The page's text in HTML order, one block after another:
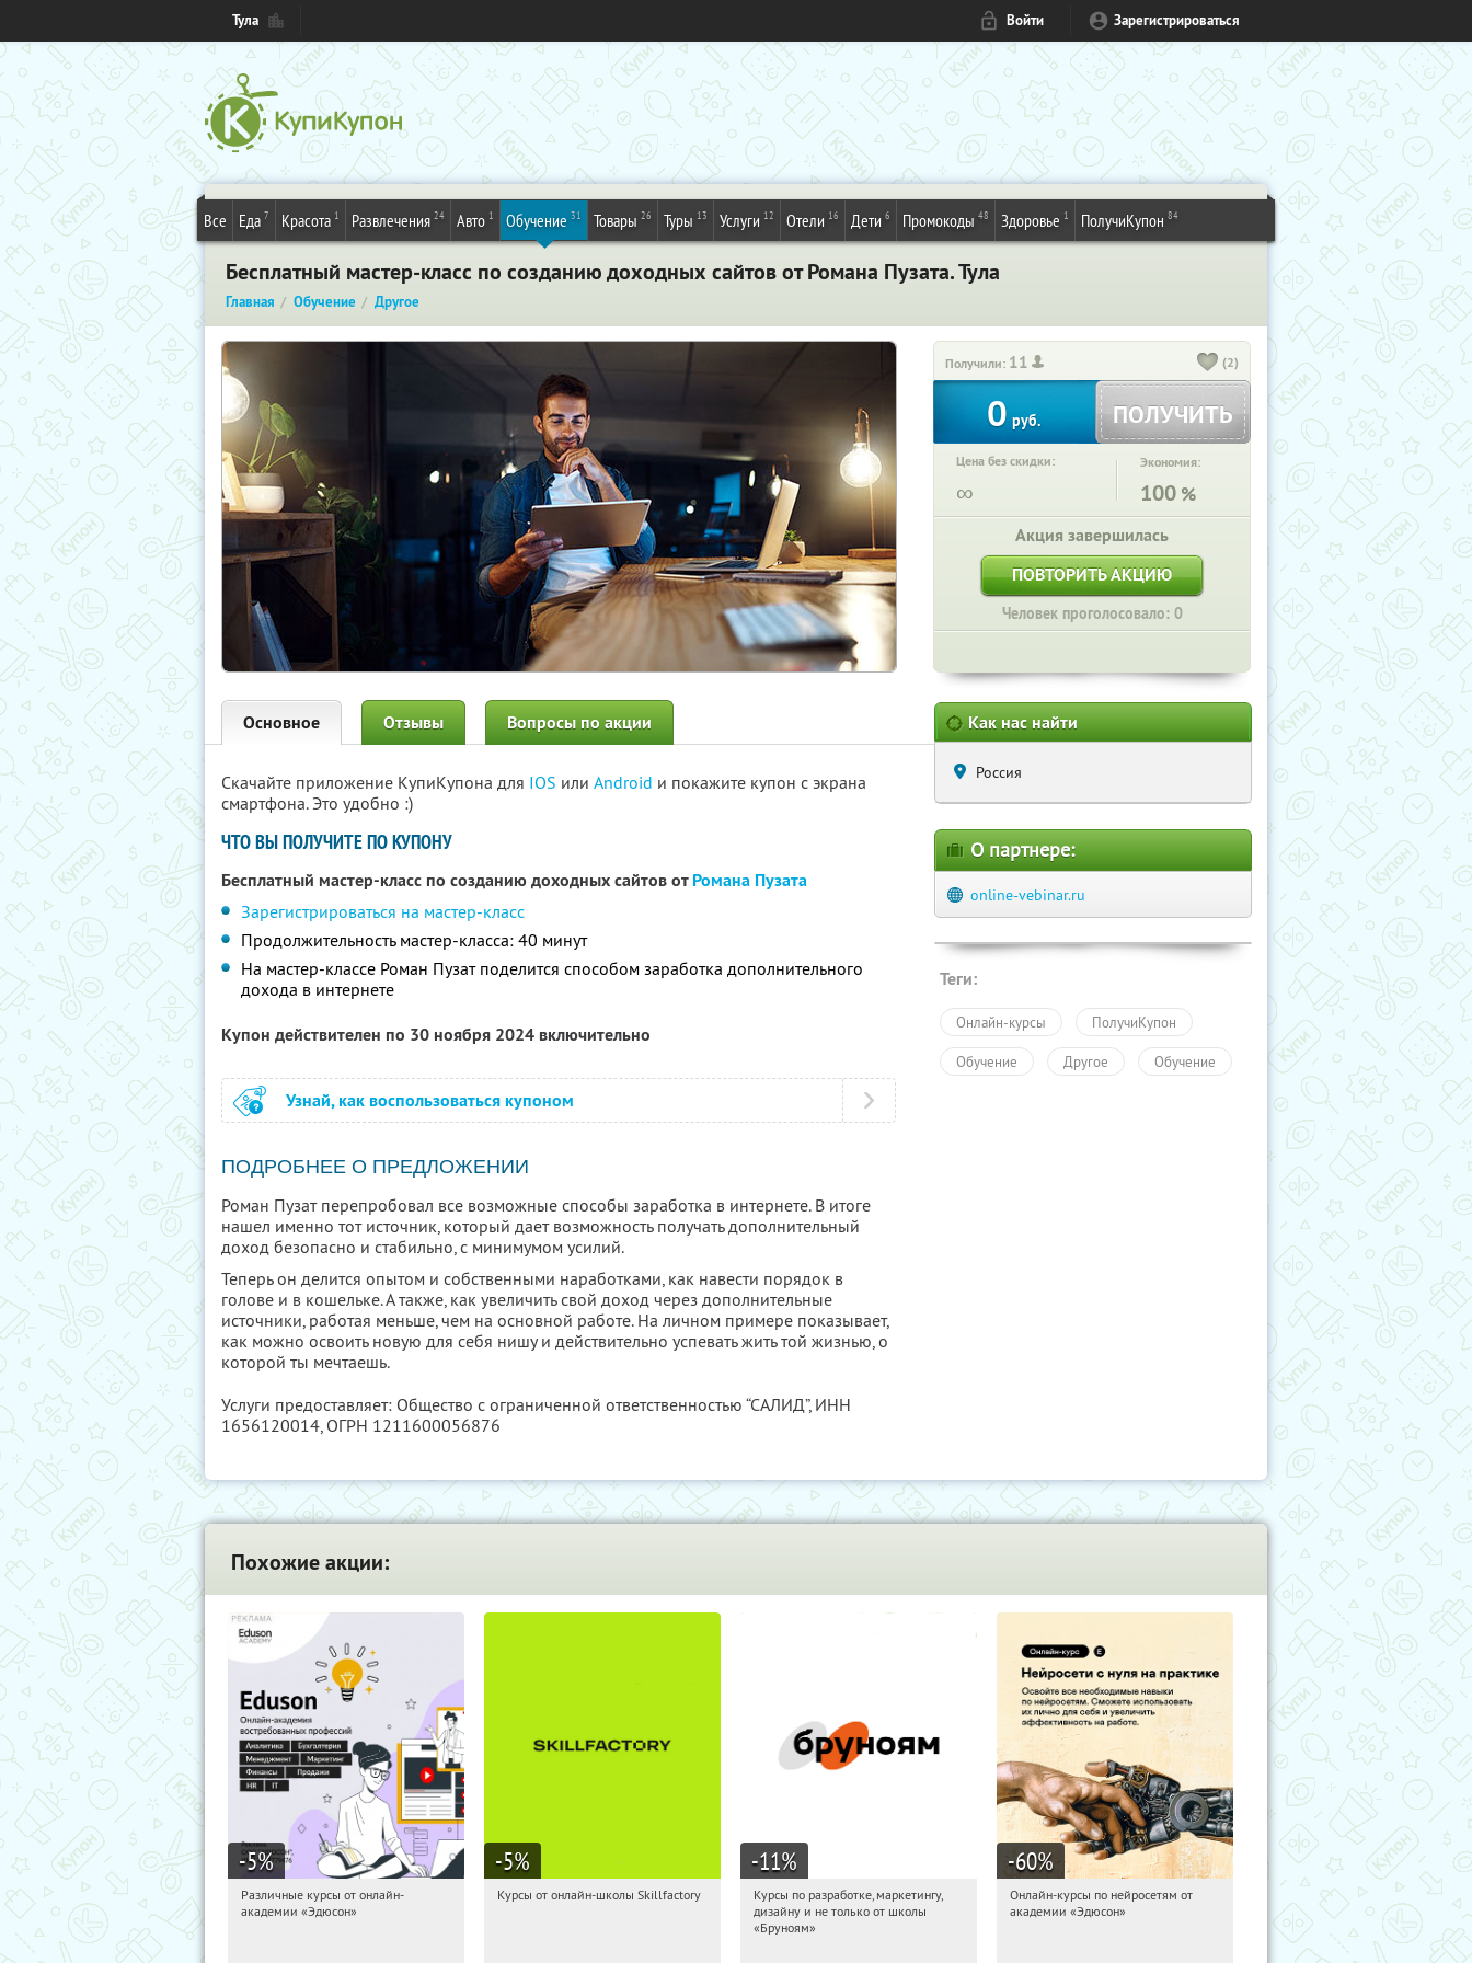
Тула Войти Зарегистрироваться
Все Еда 7 Красота 1 Развлечения 24 Авто 1 Обучение 31 Товары 26 Туры 13 Услуги 12 Отели 16 Дети 6 Промокоды 48 Здоровье 1 ПолучиКупон 84
Бесплатный мастер-класс по созданию доходных сайтов от Романа Пузата. Тула
Главная Обучение Другое
Получили: 11 (2)
0 руб. ПОЛУЧИТЬ
Цена без скидки:
∞
Экономия:
100 %
Акция завершилась
ПОВТОРИТЬ АКЦИЮ
Человек проголосовало: 0
Основное Отзывы Вопросы по акции
Скачайте приложение КупиКупона для IOS или Android и покажите купон с экрана
смартфона. Это удобно :)
ЧТО ВЫ ПОЛУЧИТЕ ПО КУПОНУ
Бесплатный мастер-класс по созданию доходных сайтов отРомана Пузата
Зарегистрироваться на мастер-класс
Продолжительность мастер-класса: 40 минут
На мастер-классе Роман Пузат поделится способом заработка дополнительного
дохода в интернете
Купон действителен по 30 ноября 2024 включительно
Узнай, как воспользоваться купоном
ПОДРОБНЕЕ О ПРЕДЛОЖЕНИИ
Роман Пузат перепробовал все возможные способы заработка в интернете. В итоге
нашел именно тот источник, который дает возможность получать дополнительный
доход безопасно и стабильно, с минимумом усилий.
Теперь он делится опытом и собственными наработками, как навести порядок в
голове и в кошельке. А также, как увеличить свой доход через дополнительные
источники, работая меньше, чем на основной работе. На личном примере показывает,
как можно освоить новую для себя нишу и действительно успевать жить той жизнью, о
которой ты мечтаешь.
Услуги предоставляет: Общество с ограниченной ответственностью “САЛИД”, ИНН
1656120014, ОГРН 1211600056876
Как нас найти
Россия
О партнере:
online-vebinar.ru
Теги:
Онлайн-курсы ПолучиКупон
Обучение Другое Обучение
Похожие акции:
-5%
14:34:29 Получили:
Различные курсы от онлайн-
академии «Эдюсон»
-5%
14:34:29
Получи первым!
Курсы от онлайн-школы Skillfactory
-11%
14:34:29
Получи первым!
Россия
Курсы по разработке, маркетингу,
дизайну и не только от школы
«Бруноям»
-60%
14:34:29 Получили:
Онлайн-курсы по нейросетям от
академии «Эдюсон»